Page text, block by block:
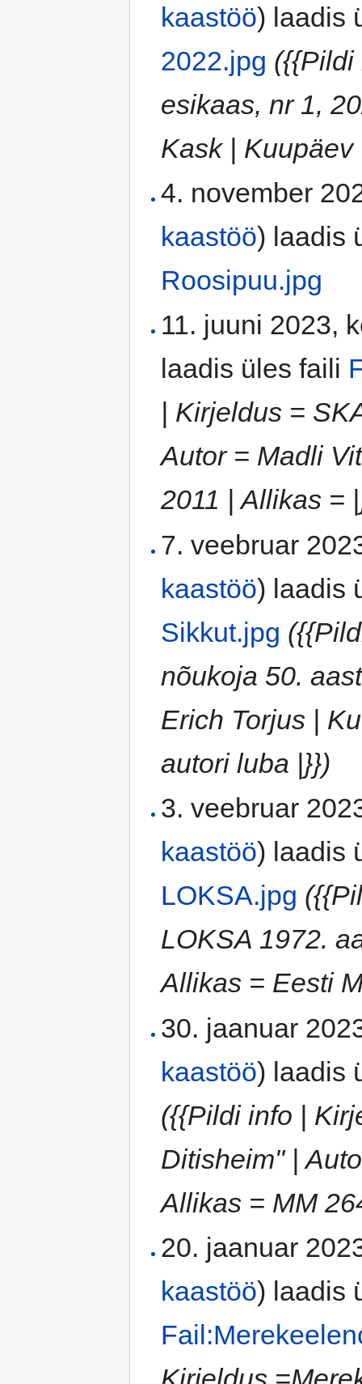
kaastöö) laadis
2022.jpg ({{Pildi
esikaas, nr 1,
Kask |
4. november
kaastöö) laadis
Roosipuu.jpg
11. juuni 2023,
laadis üles faili
| Kirjeldus =
Autor = Madli
2011 | Allikas =
7. veebruar
kaastöö) laadis
Sikkut.jpg
nõukoja 50.
Erich Torjus |
autori luba |}})
3. veebruar
kaastöö) laadis
LOKSA.jpg
LOKSA 1972.
Allikas = Eesti
30. jaanuar
kaastöö) laadis
({{Pildi info |
Ditisheim" |
Allikas = MM
20. jaanuar
kaastöö) laadis